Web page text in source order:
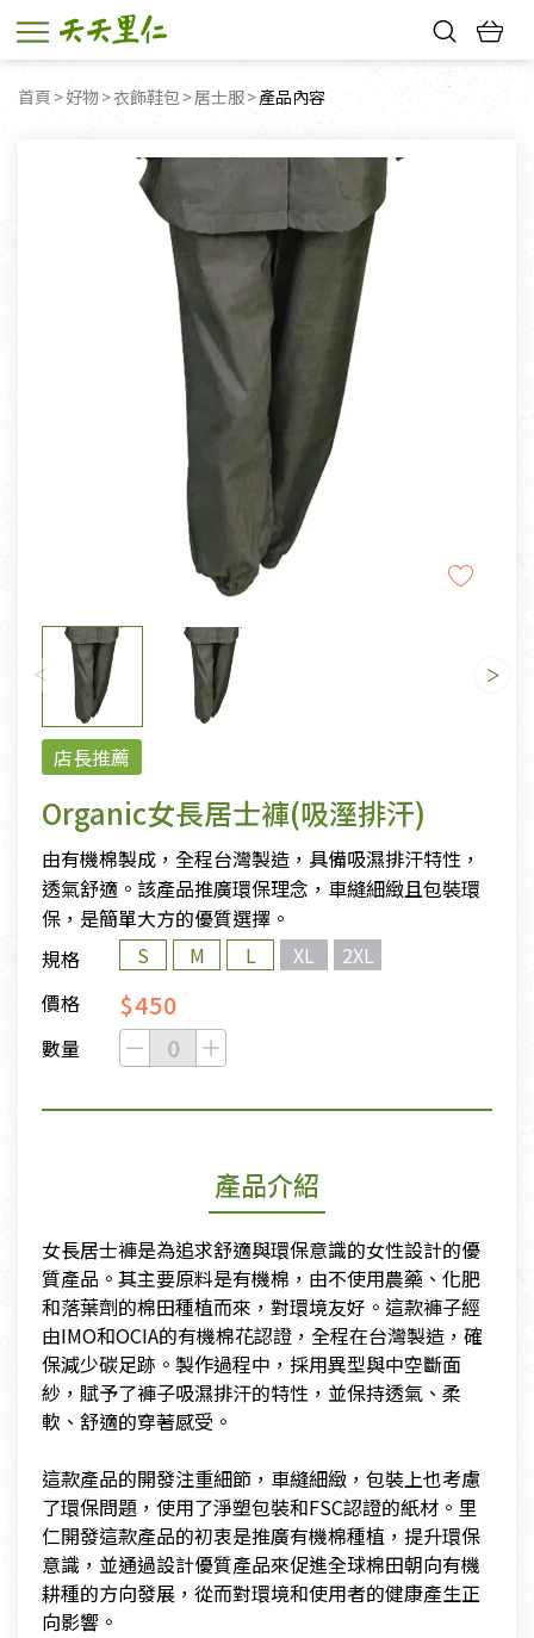
首頁 好物 衣飾鞋包 居士服 目前頁面：
產品內容
店長推薦
Organic女長居士褲(吸溼排汗)
由有機棉製成，全程台灣製造，具備吸濕排汗特性，
透氣舒適。該產品推廣環保理念，車縫細緻且包裝環
保，是簡單大方的優質選擇。
規格
S M L XL
2XL
價格
$450
數量
產品介紹
女長居士褲是為追求舒適與環保意識的女性設計的優
質產品。其主要原料是有機棉，由不使用農藥、化肥
和落葉劑的棉田種植而來，對環境友好。這款褲子經
由IMO和OCIA的有機棉花認證，全程在台灣製造，確
保減少碳足跡。製作過程中，採用異型與中空斷面
紗，賦予了褲子吸濕排汗的特性，並保持透氣、柔
軟、舒適的穿著感受。
​這款產品的開發注重細節，車縫細緻，包裝上也考慮
了環保問題，使用了淨塑包裝和FSC認證的紙材。里
仁開發這款產品的初衷是推廣有機棉種植，提升環保
意識，並通過設計優質產品來促進全球棉田朝向有機
耕種的方向發展，從而對環境和使用者的健康產生正
向影響。